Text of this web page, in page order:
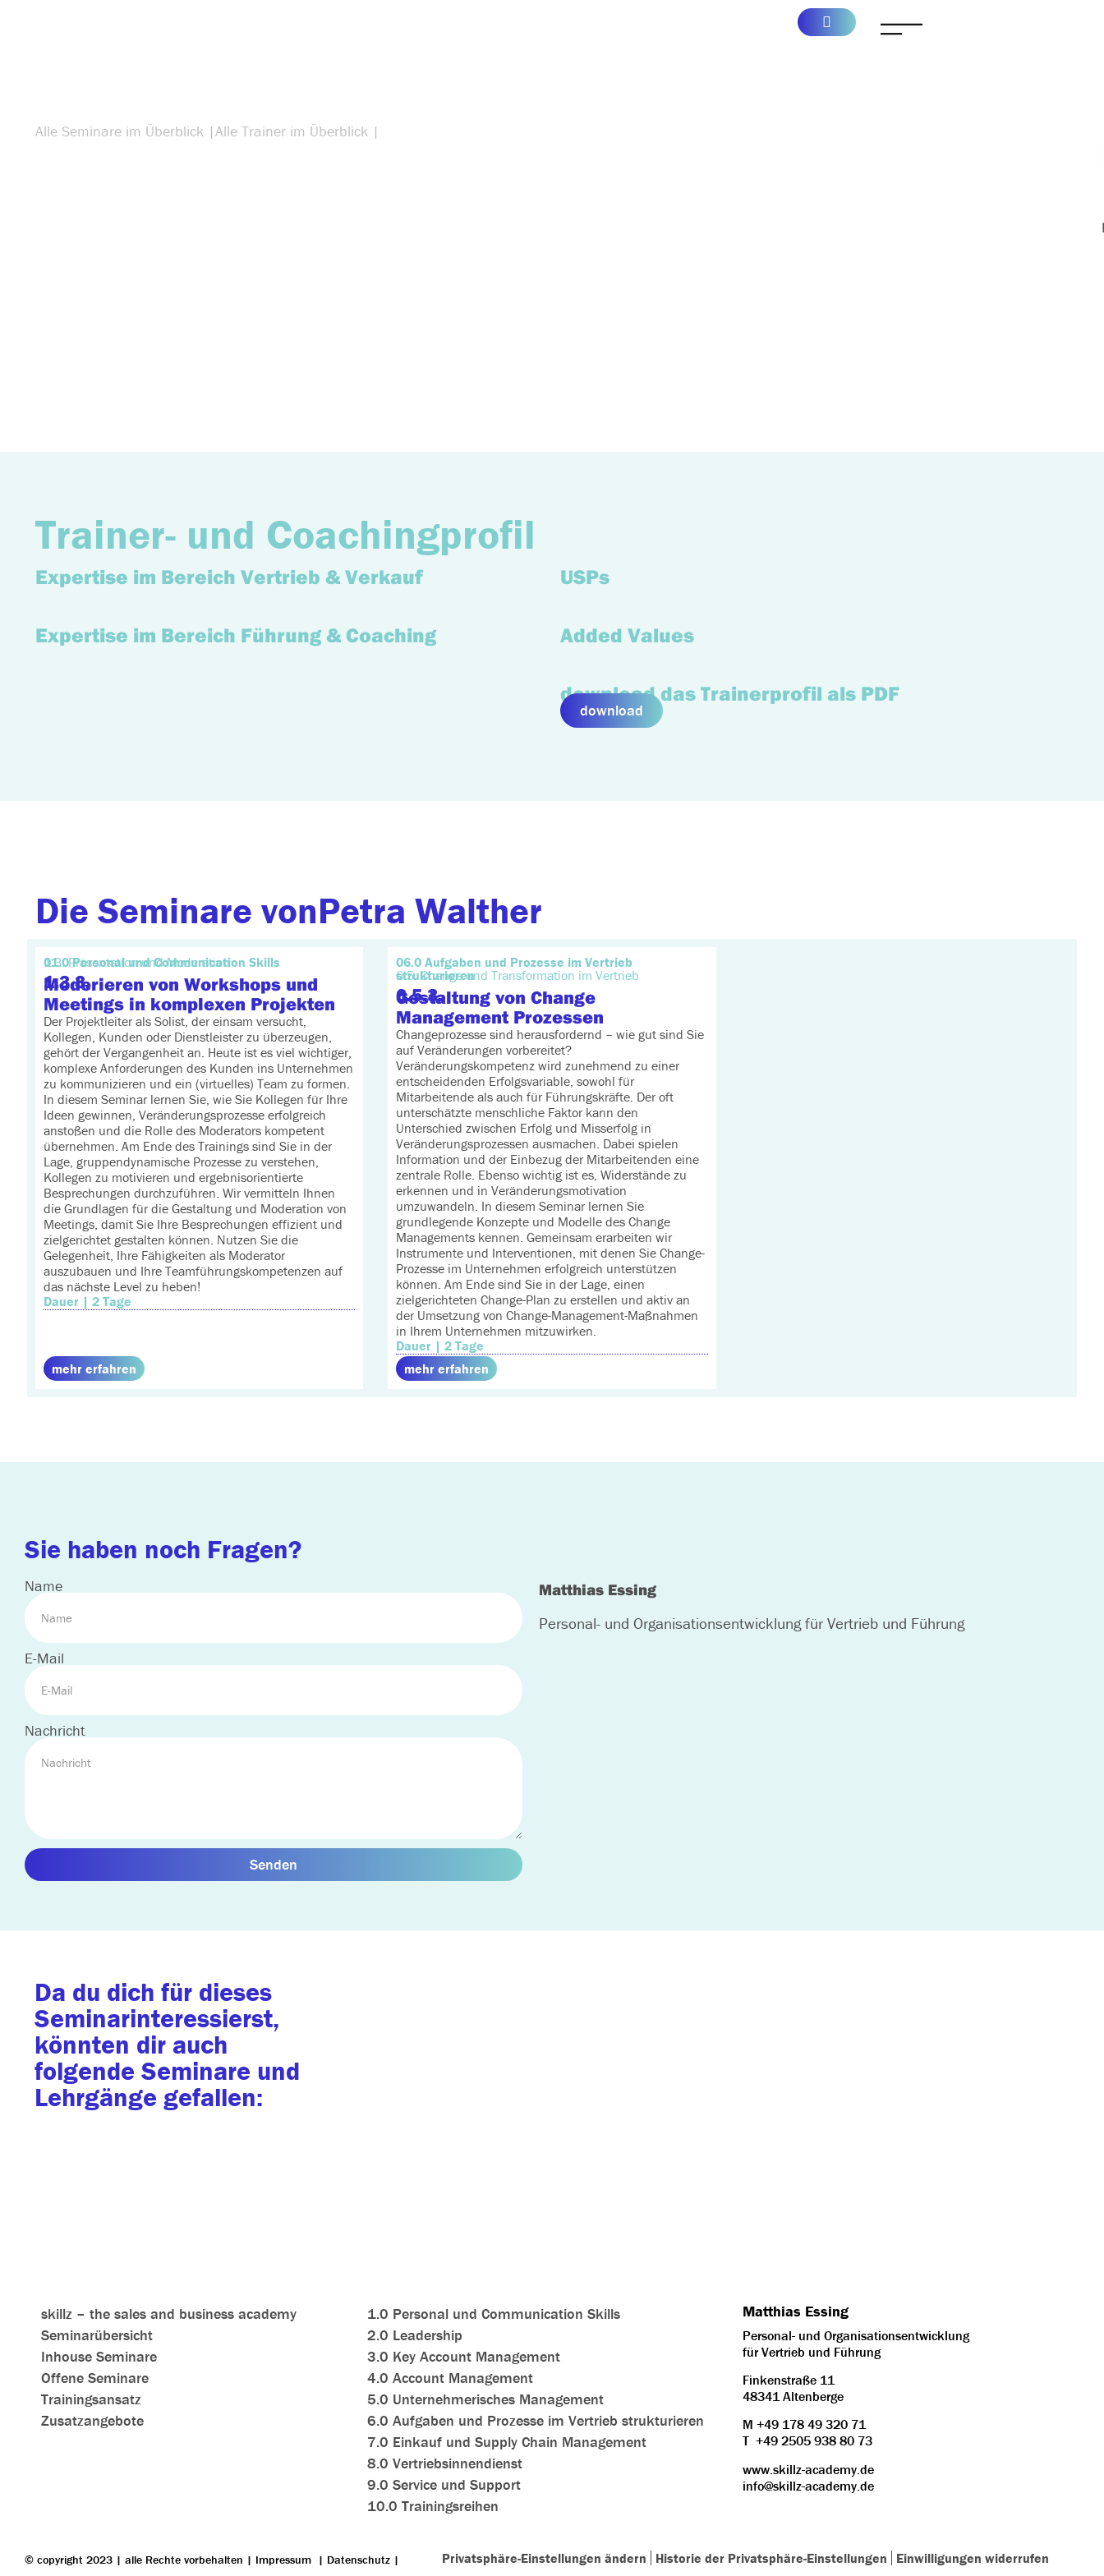
Alle Seminare im Überblick |Alle Trainer im Überblick |
Trainer- und Coachingprofil
Expertise im Bereich Vertrieb & Verkauf
Expertise im Bereich Führung & Coaching
USPs
Added Values
download das Trainerprofil als PDF
download
Die Seminare vonPetra Walther
01.0 Personal und Communication Skills
1.3. Präsentation und Moderation
1.3.3.
Moderieren von Workshops und
Meetings in komplexen Projekten
Der Projektleiter als Solist, der einsam versucht,
Kollegen, Kunden oder Dienstleister zu überzeugen,
gehört der Vergangenheit an. Heute ist es viel wichtiger,
komplexe Anforderungen des Kunden ins Unternehmen
zu kommunizieren und ein (virtuelles) Team zu formen.
In diesem Seminar lernen Sie, wie Sie Kollegen für Ihre
Ideen gewinnen, Veränderungsprozesse erfolgreich
anstoßen und die Rolle des Moderators kompetent
übernehmen. Am Ende des Trainings sind Sie in der
Lage, gruppendynamische Prozesse zu verstehen,
Kollegen zu motivieren und ergebnisorientierte
Besprechungen durchzuführen. Wir vermitteln Ihnen
die Grundlagen für die Gestaltung und Moderation von
Meetings, damit Sie Ihre Besprechungen effizient und
zielgerichtet gestalten können. Nutzen Sie die
Gelegenheit, Ihre Fähigkeiten als Moderator
auszubauen und Ihre Teamführungskompetenzen auf
das nächste Level zu heben!
Dauer | 2 Tage
mehr erfahren
06.0 Aufgaben und Prozesse im Vertrieb
strukturieren
6.5. Change und Transformation im Vertrieb
6.5.3.
Gestaltung von Change
Management Prozessen
Changeprozesse sind herausfordernd – wie gut sind Sie
auf Veränderungen vorbereitet?
Veränderungskompetenz wird zunehmend zu einer
entscheidenden Erfolgsvariable, sowohl für
Mitarbeitende als auch für Führungskräfte. Der oft
unterschätzte menschliche Faktor kann den
Unterschied zwischen Erfolg und Misserfolg in
Veränderungsprozessen ausmachen. Dabei spielen
Information und der Einbezug der Mitarbeitenden eine
zentrale Rolle. Ebenso wichtig ist es, Widerstände zu
erkennen und in Veränderungsmotivation
umzuwandeln. In diesem Seminar lernen Sie
grundlegende Konzepte und Modelle des Change
Managements kennen. Gemeinsam erarbeiten wir
Instrumente und Interventionen, mit denen Sie Change-
Prozesse im Unternehmen erfolgreich unterstützen
können. Am Ende sind Sie in der Lage, einen
zielgerichteten Change-Plan zu erstellen und aktiv an
der Umsetzung von Change-Management-Maßnahmen
in Ihrem Unternehmen mitzuwirken.
Dauer | 2 Tage
mehr erfahren
Sie haben noch Fragen?
Name
E-Mail
Nachricht
Senden
Matthias Essing
Personal- und Organisationsentwicklung für Vertrieb und Führung
Da du dich für dieses
Seminarinteressierst,
könnten dir auch
folgende Seminare und
Lehrgänge gefallen:
skillz – the sales and business academy
Seminarübersicht
Inhouse Seminare
Offene Seminare
Trainingsansatz
Zusatzangebote
1.0 Personal und Communication Skills
2.0 Leadership
3.0 Key Account Management
4.0 Account Management
5.0 Unternehmerisches Management
6.0 Aufgaben und Prozesse im Vertrieb strukturieren
7.0 Einkauf und Supply Chain Management
8.0 Vertriebsinnendienst
9.0 Service und Support
10.0 Trainingsreihen
Matthias Essing
Personal- und Organisationsentwicklung
für Vertrieb und Führung
Finkenstraße 11
48341 Altenberge
M +49 178 49 320 71
T +49 2505 938 80 73
www.skillz-academy.de
info@skillz-academy.de
© copyright 2023 | alle Rechte vorbehalten | Impressum | Datenschutz | Privatsphäre-Einstellungen ändern Historie der Privatsphäre-Einstellungen Einwilligungen widerrufen